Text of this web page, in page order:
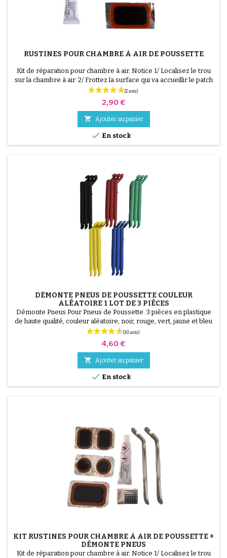
RUSTINES POUR CHAMBRE À AIR DE POUSSETTE
Kit de réparation pour chambre à air. Notice 1/ Localisez le trou
sur la chambre à air. 2/ Frottez la surface qui va accueillir le patch
avec le grattoir fourni. 3/ Dégraissez, nettoyez et séchez la
surface. 4/ Étalez uniformément la colle autour du trou. 5/
Patientez environ 1 mIn, jusqu'à ce que la colle ne brille plus. 6/
Positionnez le patch au...
Prix
2,90 €
 Ajouter au panier
 En stock
DÉMONTE PNEUS DE POUSSETTE COULEUR
ALÉATOIRE 1 LOT DE 3 PIÈCES
Démonte Pneus Pour Pneus de Poussette. 3 pièces en plastique
de haute qualité, couleur aléatoire, noir, rouge, vert, jaune et bleu
ou 3 pièces en acier ( gris ) Le montage du pneu se fait sans outils
et uniquement à la main, cela évite de percer la chambre à air.
Prix
4,60 €
 Ajouter au panier
 En stock
KIT RUSTINES POUR CHAMBRE À AIR DE POUSSETTE +
DÉMONTE PNEUS
Kit de réparation pour chambre à air. Notice 1/ Localisez le trou